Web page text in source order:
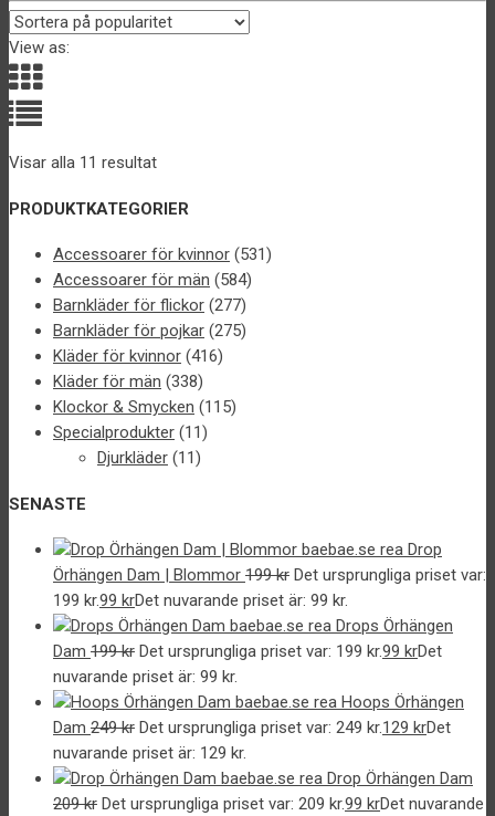
View as:
Visar alla 11 resultat
PRODUKTKATEGORIER
Accessoarer för kvinnor (531)
Accessoarer för män (584)
Barnkläder för flickor (277)
Barnkläder för pojkar (275)
Kläder för kvinnor (416)
Kläder för män (338)
Klockor & Smycken (115)
Specialprodukter (11)
Djurkläder (11)
SENASTE
Drop
Örhängen Dam | Blommor 199kr Det ursprungliga priset var:
199 kr.99 krDet nuvarande priset är: 99 kr.
Drops Örhängen
Dam 199kr Det ursprungliga priset var: 199 kr.99 krDet
nuvarande priset är: 99 kr.
Hoops Örhängen
Dam 249kr Det ursprungliga priset var: 249 kr.129 krDet
nuvarande priset är: 129 kr.
Drop Örhängen Dam
209kr Det ursprungliga priset var: 209 kr.99 krDet nuvarande